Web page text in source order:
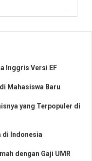
Inggris Versi EF
Mahasiswa Baru
yang Terpopuler di
di Indonesia
dengan Gaji UMR